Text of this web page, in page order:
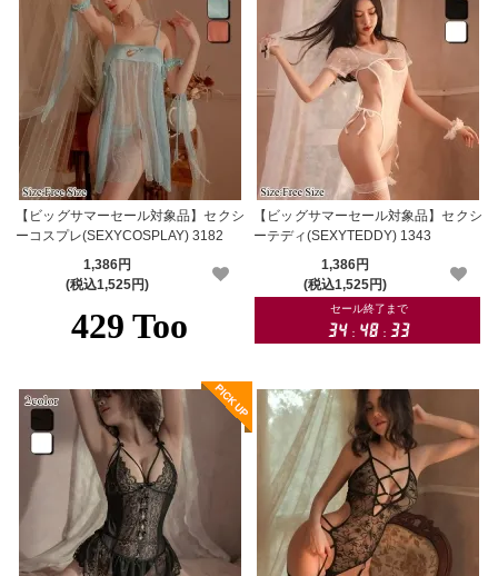
【ビッグサマーセール対象品】セクシ
ーコスプレ(SEXYCOSPLAY) 3182
1,386円
(税込1,525円)
【ビッグサマーセール対象品】セクシ
ーテディ(SEXYTEDDY) 1343
1,386円
(税込1,525円)